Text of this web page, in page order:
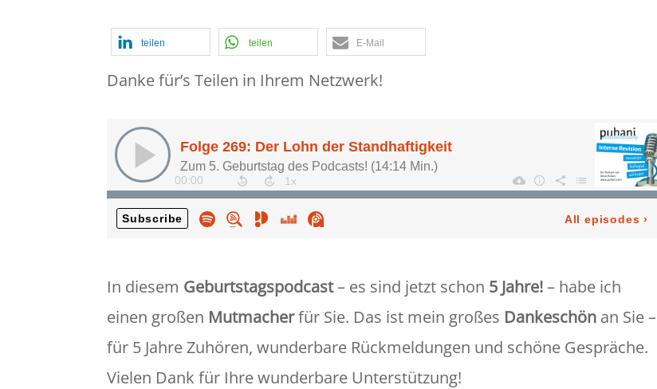
teilen teilen E-Mail
Danke für’s Teilen in Ihrem Netzwerk!
In diesem Geburtstagspodcast– es sind jetzt schon 5 Jahre!– habe ich
einen großen Mutmacherfür Sie. Das ist mein großes Dankeschön an Sie –
für 5 Jahre Zuhören, wunderbare Rückmeldungen und schöne Gespräche.
Vielen Dank für Ihre wunderbare Unterstützung!